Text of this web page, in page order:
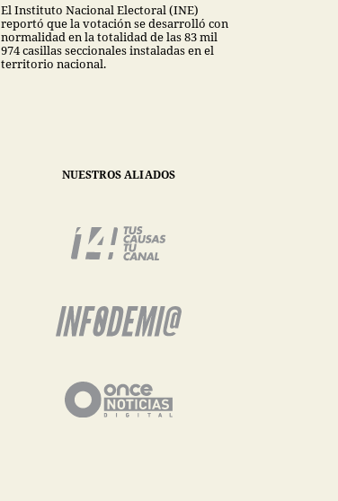
El Instituto Nacional Electoral (INE)
reportó que la votación se desarrolló con
normalidad en la totalidad de las 83 mil
974 casillas seccionales instaladas en el
territorio nacional.
NUESTROS ALIADOS